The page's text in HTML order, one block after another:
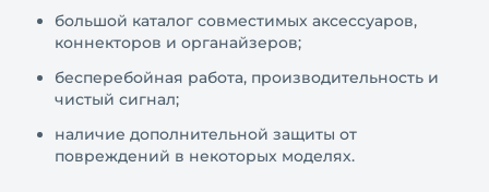
большой каталог совместимых аксессуаров,
коннекторов и органайзеров;
бесперебойная работа, производительность и
чистый сигнал;
наличие дополнительной защиты от
повреждений в некоторых моделях.